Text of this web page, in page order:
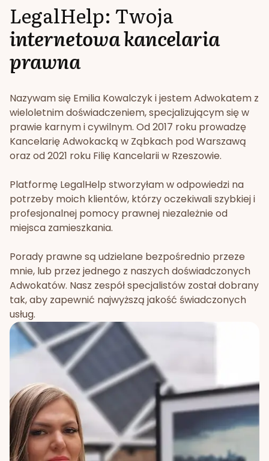
LegalHelp: Twoja
internetowa kancelaria
prawna
Nazywam się Emilia Kowalczyk i jestem Adwokatem z
wieloletnim doświadczeniem, specjalizującym się w
prawie karnym i cywilnym. Od 2017 roku prowadzę
Kancelarię Adwokacką w Ząbkach pod Warszawą
oraz od 2021 roku Filię Kancelarii w Rzeszowie.
Platformę LegalHelp stworzyłam w odpowiedzi na
potrzeby moich klientów, którzy oczekiwali szybkiej i
profesjonalnej pomocy prawnej niezależnie od
miejsca zamieszkania.
Porady prawne są udzielane bezpośrednio przeze
mnie, lub przez jednego z naszych doświadczonych
Adwokatów. Nasz zespół specjalistów został dobrany
tak, aby zapewnić najwyższą jakość świadczonych
usług.